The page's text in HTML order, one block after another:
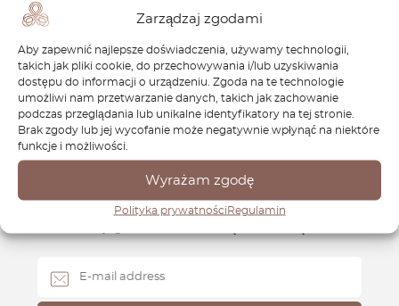
Zarządzaj zgodami
Aby zapewnić najlepsze doświadczenia, używamy technologii,
takich jak pliki cookie, do przechowywania i/lub uzyskiwania
dostępu do informacji o urządzeniu. Zgoda na te technologie
umożliwi nam przetwarzanie danych, takich jak zachowanie
podczas przeglądania lub unikalne identyfikatory na tej stronie.
Brak zgody lub jej wycofanie może negatywnie wpłynąć na niektóre
funkcje i możliwości.
Wyrażam zgodę
Polityka prywatności Regulamin
Twój Hyundai Coupe będzie wyglądał i działał jak nowy.
Jesteśmy pasjonatami motoryzacji i wspieramy miłośników
klasycznych aut na każdym etapie renowacji.
Newsletter
Skąd będziesz wiedział, że wypuściliśmy części dla